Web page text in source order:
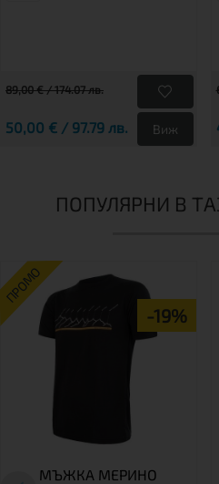
89,00 € / 174.07 лв.
50,00 € / 97.79 лв. Виж
ПОПУЛЯРНИ В
ПРОМО
-19%
МЪЖКА МЕРИНО